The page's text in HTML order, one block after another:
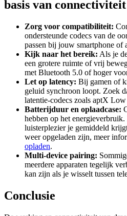
basis van connectiviteit
Zorg voor compatibiliteit:
ondersteunde codecs van de
passen bij jouw smartphone of
Kijk naar het bereik: Als je
een grotere ruimte of vrij
met Bluetooth 5.0 of hoger
Let op latency: Bij gamen of
geluid synchroon loopt. Zoek
latentie-codecs zoals aptX
Batterijduur en oplaadcase:
hebben op het
luisterplezier je gemiddeld
weer opgeladen zijn, meer
opladen.
Multi-device pairing:
meerdere apparaten tegelijk
kan zijn als je wisselt tussen
Conclusie